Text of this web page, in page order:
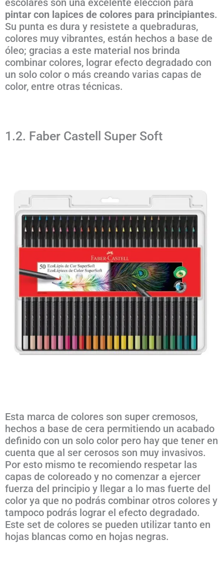
escolares son una excelente elección para
pintar con lapices de colores para principiantes.
Su punta es dura y resistete a quebraduras,
colores muy vibrantes, están hechos a base de
óleo; gracias a este material nos brinda
combinar colores, lograr efecto degradado con
un solo color o más creando varias capas de
color, entre otras técnicas.
1.2. Faber Castell Super Soft
Esta marca de colores son super cremosos,
hechos a base de cera permitiendo un acabado
definido con un solo color pero hay que tener en
cuenta que al ser cerosos son muy invasivos.
Por esto mismo te recomiendo respetar las
capas de coloreado y no comenzar a ejercer
fuerza del principio y llegar a lo mas fuerte del
color ya que no podrás combinar otros colores y
tampoco podrás lograr el efecto degradado.
Este set de colores se pueden utilizar tanto en
hojas blancas como en hojas negras.